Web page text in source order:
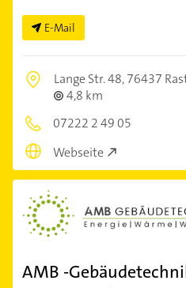
E-Mail
Lange Str. 48,76437
4,8 km
07222 2 49 05
Webseite
AMB -